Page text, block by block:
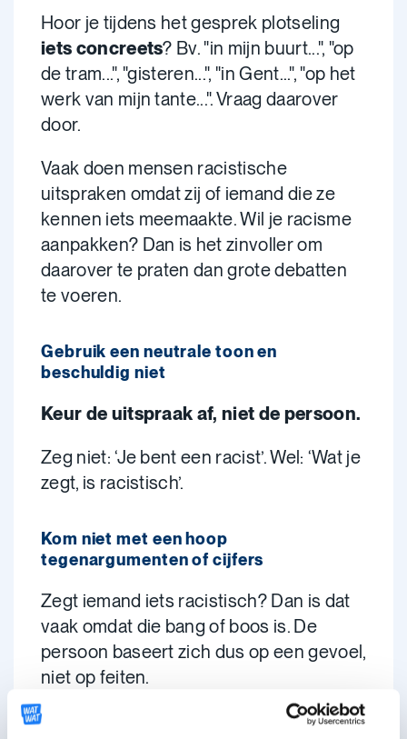
Hoor je tijdens het gesprek plotseling
iets concreets? Bv. "in mijn buurt...", "op
de tram...", "gisteren...", "in Gent...", "op het
werk van mijn tante...". Vraag daarover
door.
Vaak doen mensen racistische
uitspraken omdat zij of iemand die ze
kennen iets meemaakte. Wil je racisme
aanpakken? Dan is het zinvoller om
daarover te praten dan grote debatten
te voeren.
Gebruik een neutrale toon en
beschuldig niet
Keur de uitspraak af, niet de persoon.
Zeg niet: ‘Je bent een racist’. Wel: ‘Wat je
zegt, is racistisch’.
Kom niet met een hoop
tegenargumenten of cijfers
Zegt iemand iets racistisch? Dan is dat
vaak omdat die bang of boos is. De
persoon baseert zich dus op een gevoel,
niet op feiten.
Heb je het gevoel dat iemand iets